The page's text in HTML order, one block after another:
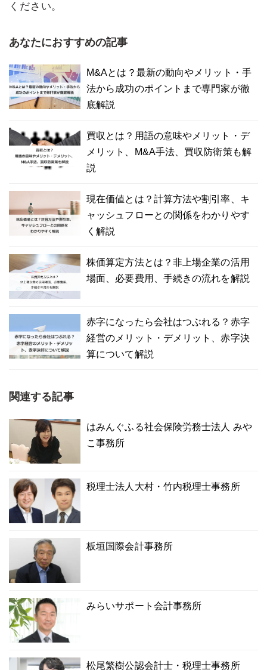
ください。
あなたにおすすめの記事
M&Aとは？最新の動向やメリット・手
法から成功のポイントまで専門家が徹
底解説
買収とは？用語の意味やメリット・デ
メリット、M&A手法、買収防衛策も解
説
現在価値とは？計算方法や割引率、キ
ャッシュフローとの関係をわかりやす
く解説
株価算定方法とは？非上場企業の活用
場面、必要費用、手続きの流れを解説
赤字になったら会社はつぶれる？赤字
経営のメリット・デメリット、赤字決
算について解説
関連する記事
はみんぐふる社会保険労務士法人 みや
こ事務所
税理士法人大村・竹内税理士事務所
板垣国際会計事務所
みらいサポート会計事務所
松尾繁樹公認会計士・税理士事務所